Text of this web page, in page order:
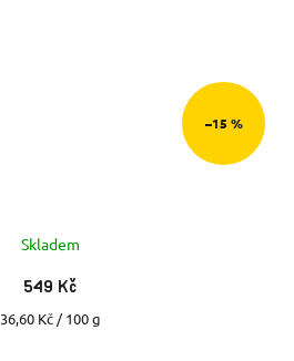
–15 %
Skladem
549 Kč
Měrná
36,60 Kč / 100 g